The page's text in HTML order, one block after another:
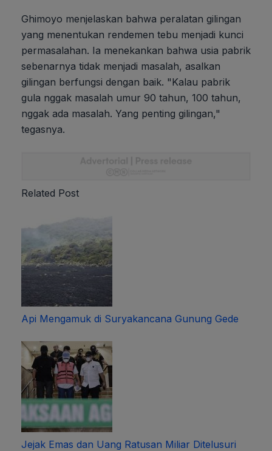
Ghimoyo menjelaskan bahwa peralatan gilingan
yang menentukan rendemen tebu menjadi kunci
permasalahan. Ia menekankan bahwa usia pabrik
sebenarnya tidak menjadi masalah, asalkan
gilingan berfungsi dengan baik. "Kalau pabrik
gula nggak masalah umur 90 tahun, 100 tahun,
nggak ada masalah. Yang penting gilingan,"
tegasnya.
Related Post
Api Mengamuk di Suryakancana Gunung Gede
Jejak Emas dan Uang Ratusan Miliar Ditelusuri